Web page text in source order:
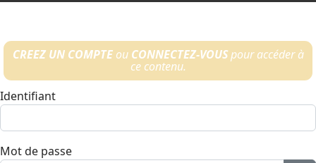
CREEZ UN COMPTEouCONNECTEZ-VOUSpour accéder à
ce contenu.
Identifiant
Mot de passe